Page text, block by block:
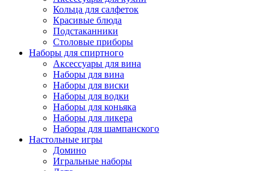
Кольца для салфеток
Красивые блюда
Подстаканники
Столовые приборы
Наборы для спиртного
Аксессуары для вина
Наборы для вина
Наборы для виски
Наборы для водки
Наборы для коньяка
Наборы для ликера
Наборы для шампанского
Настольные игры
Домино
Игральные наборы